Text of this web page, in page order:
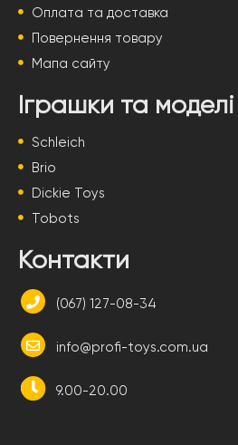
Оплата та доставка
Повернення товару
Мапа сайту
Іграшки та моделі
Schleich
Brio
Dickie Toys
Tobots
Контакти
(067) 127-08-34
info@profi-toys.com.ua
9.00-20.00